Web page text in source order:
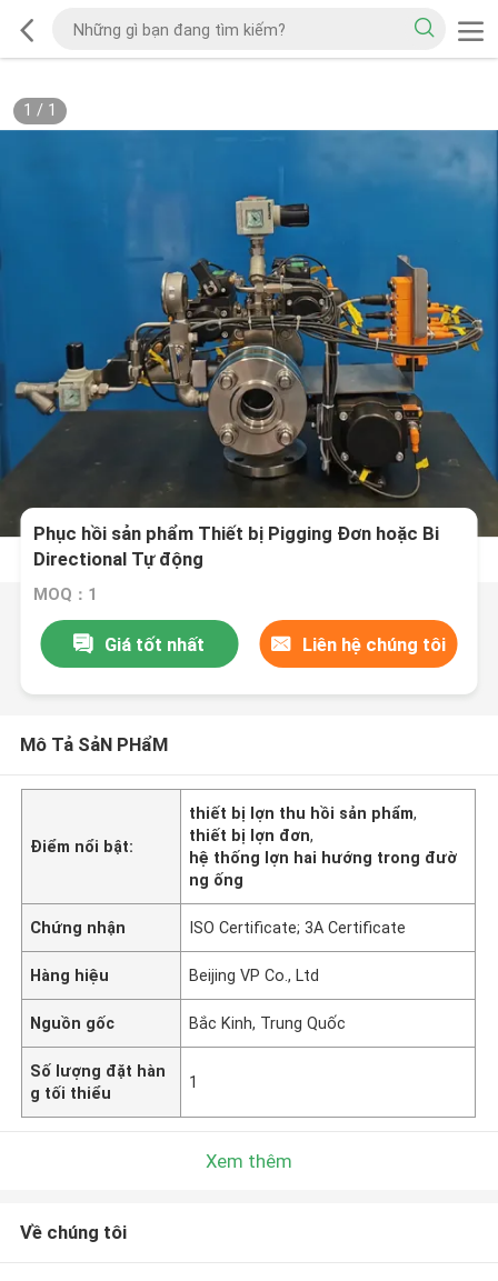
1 / 1
Phục hồi sản phẩm Thiết bị Pigging Đơn hoặc Bi
Directional Tự động
MOQ：1
Giá tốt nhất Liên hệ chúng tôi
Mô Tả SảN PHẩM
Điểm nổi bật:
thiết bị lợn thu hồi sản phẩm,
thiết bị lợn đơn,
hệ thống lợn hai hướng trong đườ
ng ống
Chứng nhận ISO Certificate; 3A Certificate
Hàng hiệu Beijing VP Co., Ltd
Nguồn gốc Bắc Kinh, Trung Quốc
Số lượng đặt hàn
g tối thiểu
1
Xem thêm
Về chúng tôi